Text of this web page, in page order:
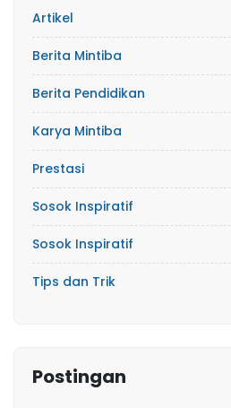
Artikel
Berita Mintiba
Berita Pendidikan
Karya Mintiba
Prestasi
Sosok Inspiratif
Sosok Inspiratif
Tips dan Trik
Postingan